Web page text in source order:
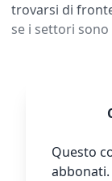
trovarsi di
se i settori
Questo
abbonati.